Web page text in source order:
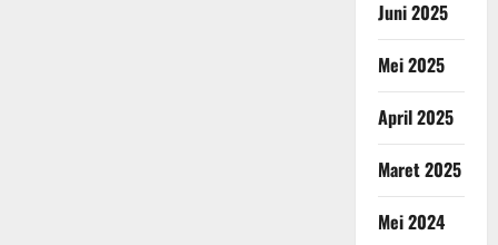
Juni 2025
Mei 2025
April 2025
Maret 2025
Mei 2024